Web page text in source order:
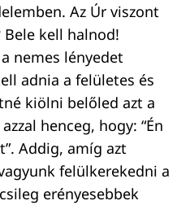
Az Úr viszont
kell halnod!
nemes lényedet
adnia a felületes és
kiölni belőled azt a
henceg, hogy: “Én
Addig, amíg azt
felülkerekedni a
erényesebbek